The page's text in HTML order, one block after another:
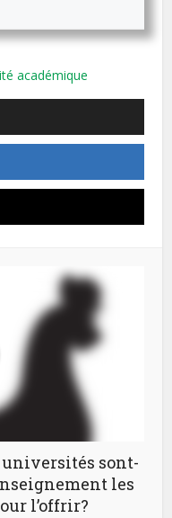
académique
sont-
les
l’offrir?